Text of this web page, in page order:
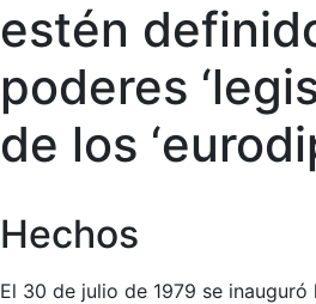
estén
poderes
de los
Hechos
El 30 de julio de 1979 se